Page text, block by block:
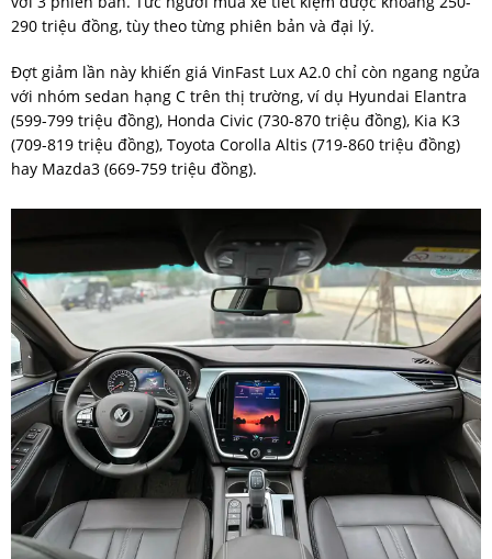
290 triệu đồng, tùy theo từng phiên bản và đại lý.
Đợt giảm lần này khiến giá VinFast Lux A2.0 chỉ còn ngang ngửa
với nhóm sedan hạng C trên thị trường, ví dụ Hyundai Elantra
(599-799 triệu đồng), Honda Civic (730-870 triệu đồng), Kia K3
(709-819 triệu đồng), Toyota Corolla Altis (719-860 triệu đồng)
hay Mazda3 (669-759 triệu đồng).